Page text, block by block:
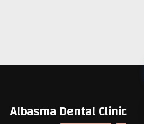
Albasma Dental Clinic